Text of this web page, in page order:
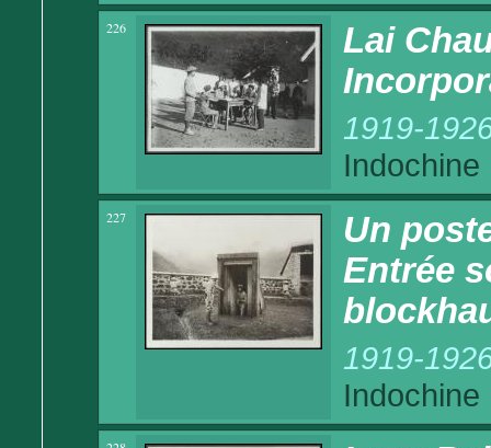
226
Lai
1919-
Indochine
227
Un
Entrée
1919-
Indochine